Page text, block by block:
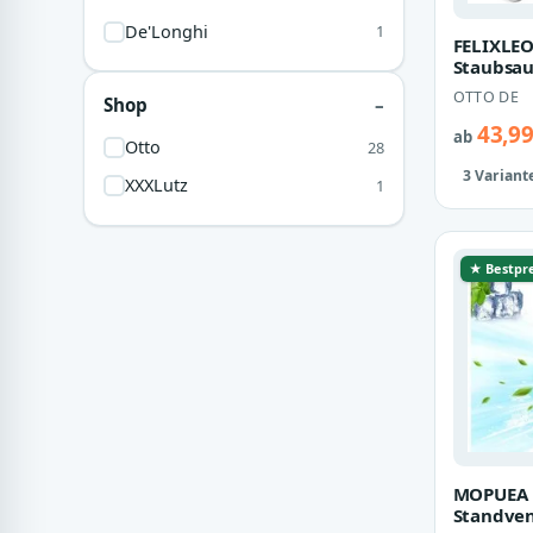
De'Longhi 1
Shop
Otto 28
XXXLutz 1
FELIXLEO
mit…
OTTO DE
ab
3
★
MOPUEA